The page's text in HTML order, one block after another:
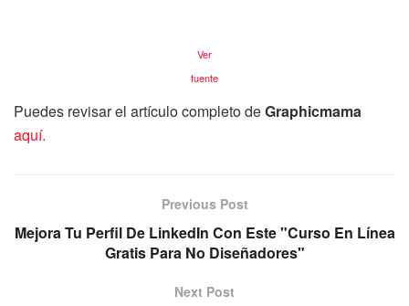
Ver
fuente
Puedes revisar el artículo completo deGraphicmama
aquí.
Previous Post
Mejora Tu Perfil De LinkedIn Con Este "Curso En Línea
Gratis Para No Diseñadores"
Next Post